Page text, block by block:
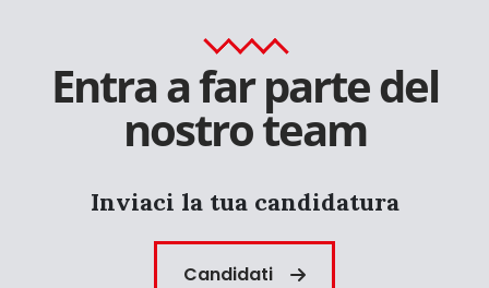
Entra a far parte del
nostro team
Inviaci la tua candidatura
Candidati